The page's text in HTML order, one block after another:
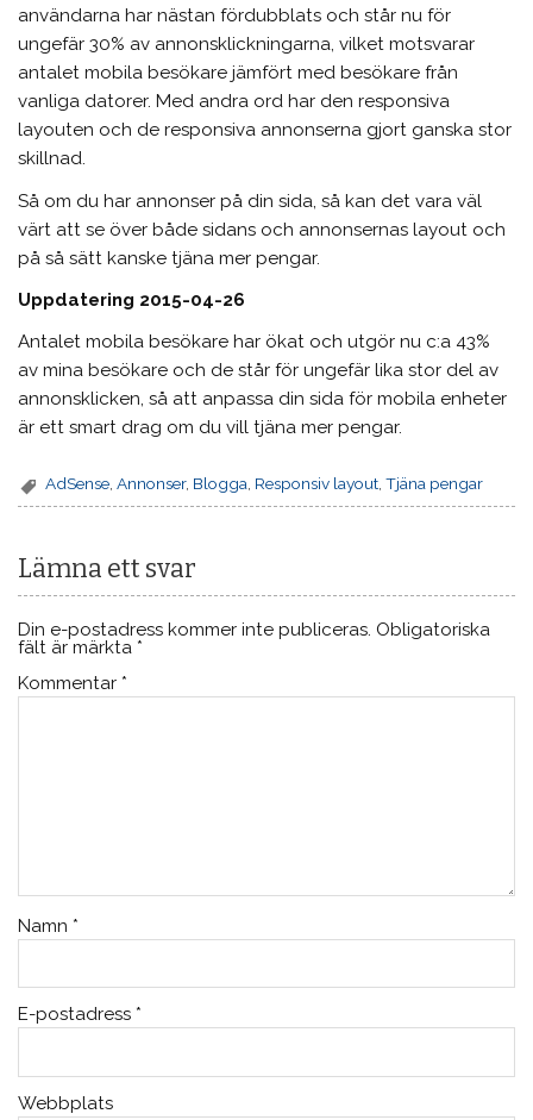
användarna har nästan fördubblats och står nu för
ungefär 30% av annonsklickningarna, vilket motsvarar
antalet mobila besökare jämfört med besökare från
vanliga datorer. Med andra ord har den responsiva
layouten och de responsiva annonserna gjort ganska stor
skillnad.
Så om du har annonser på din sida, så kan det vara väl
värt att se över både sidans och annonsernas layout och
på så sätt kanske tjäna mer pengar.
Uppdatering 2015-04-26
Antalet mobila besökare har ökat och utgör nu c:a 43%
av mina besökare och de står för ungefär lika stor del av
annonsklicken, så att anpassa din sida för mobila enheter
är ett smart drag om du vill tjäna mer pengar.
AdSense,Annonser, Blogga, Responsiv layout,Tjäna pengar
Lämna ett svar
Din e-postadress kommer inte publiceras. Obligatoriska
fält är märkta *
Kommentar *
Namn *
E-postadress *
Webbplats